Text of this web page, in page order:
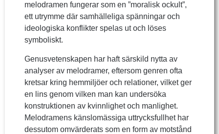
melodramen fungerar som en ”moralisk ockult”,
ett utrymme där samhälleliga spänningar och
ideologiska konflikter spelas ut och löses
symboliskt.
Genusvetenskapen har haft särskild nytta av
analyser av melodramer, eftersom genren ofta
kretsar kring hemmiljöer och relationer, vilket ger
en lins genom vilken man kan undersöka
konstruktionen av kvinnlighet och manlighet.
Melodramens känslomässiga uttrycksfullhet har
dessutom omvärderats som en form av motstånd